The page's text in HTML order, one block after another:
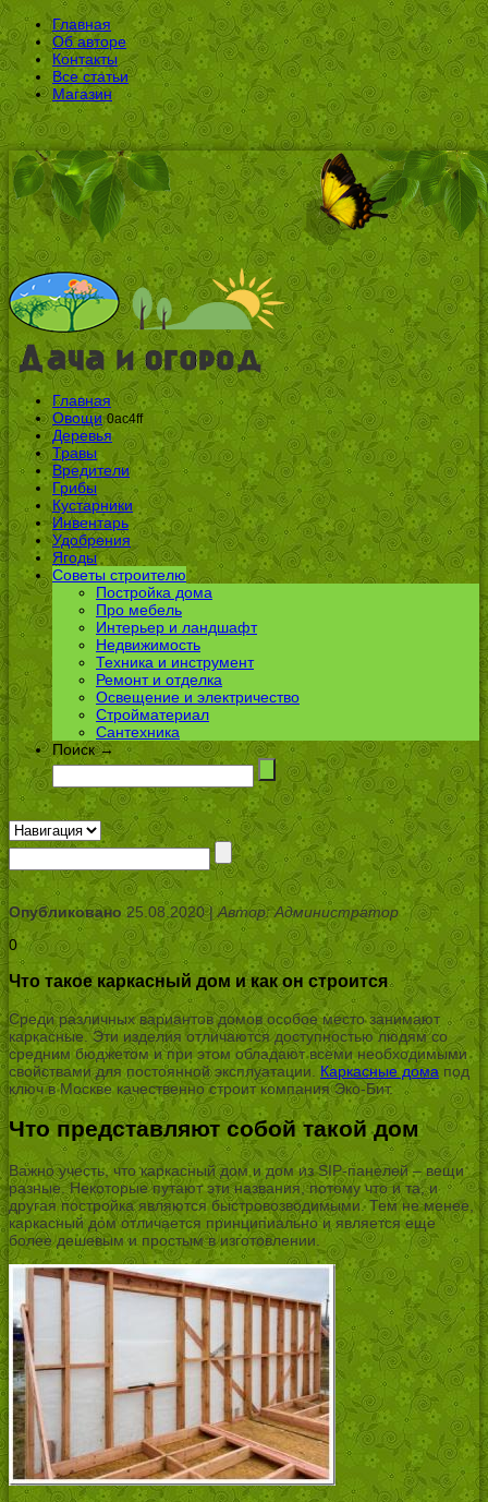
Главная
Об авторе
Контакты
Все статьи
Магазин
Главная
Овощи 0ac4ff
Деревья
Травы
Вредители
Грибы
Кустарники
Инвентарь
Удобрения
Ягоды
Советы строителю
Постройка дома
Про мебель
Интерьер и ландшафт
Недвижимость
Техника и инструмент
Ремонт и отделка
Освещение и электричество
Стройматериал
Сантехника
Поиск →
Опубликовано25.08.2020 |Автор: Администратор
0
Что такое каркасный дом и как он строится
Среди различных вариантов домов особое место занимают
каркасные. Эти изделия отличаются доступностью людям со
средним бюджетом и при этом обладают всеми необходимыми
свойствами для постоянной эксплуатации. Каркасные дома под
ключ в Москве качественно строит компания Эко-Бит.
Что представляют собой такой дом
Важно учесть, что каркасный дом и дом из SIP-панелей – вещи
разные. Некоторые путают эти названия, потому что и та, и
другая постройка являются быстровозводимыми. Тем не менее,
каркасный дом отличается принципиально и является еще
более дешевым и простым в изготовлении.